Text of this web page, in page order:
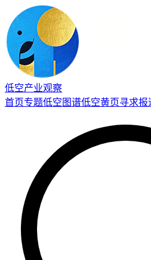
低空产业观察
首页专题低空图谱低空黄页寻求报